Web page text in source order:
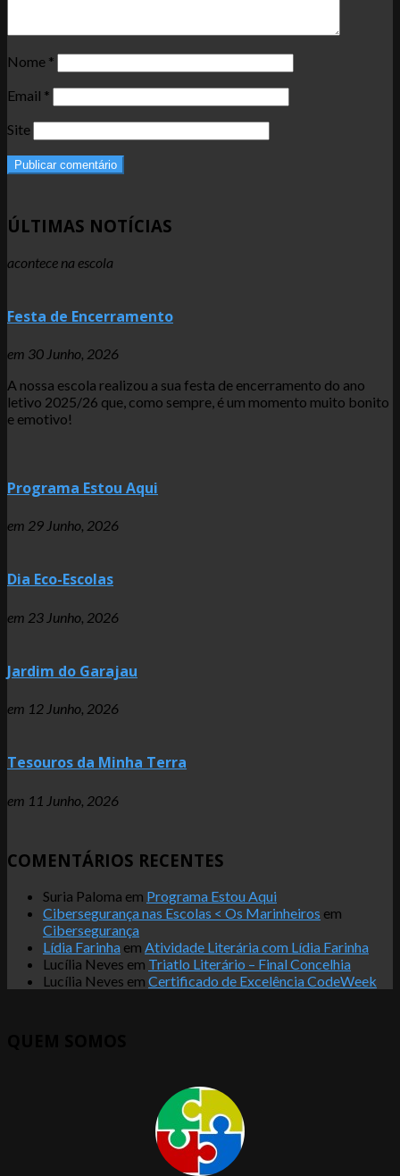
Nome *
Email *
Site
ÚLTIMAS NOTÍCIAS
acontece na escola
Festa de Encerramento
em 30 Junho, 2026
A nossa escola realizou a sua festa de encerramento do ano
letivo 2025/26 que, como sempre, é um momento muito bonito
e emotivo!
Programa Estou Aqui
em 29 Junho, 2026
Dia Eco-Escolas
em 23 Junho, 2026
Jardim do Garajau
em 12 Junho, 2026
Tesouros da Minha Terra
em 11 Junho, 2026
COMENTÁRIOS RECENTES
Suria Paloma em Programa Estou Aqui
Cibersegurança nas Escolas < Os Marinheiros em
Cibersegurança
Lídia Farinha em Atividade Literária com Lídia Farinha
Lucília Neves em Triatlo Literário – Final Concelhia
Lucília Neves em Certificado de Excelência CodeWeek